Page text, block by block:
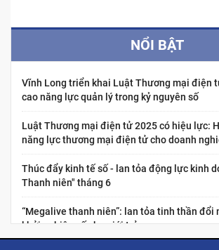
NỔI BẬT
Vĩnh Long triển khai Luật Thương mại điện
cao năng lực quản lý trong kỷ nguyên số
Luật Thương mại điện tử 2025 có hiệu lực:
năng lực thương mại điện tử cho doanh
Thúc đẩy kinh tế số - lan tỏa động lực kinh
Thanh niên" tháng 6
“Megalive thanh niên”: lan tỏa tinh thần đổi
khởi nghiệp số cho giới trẻ